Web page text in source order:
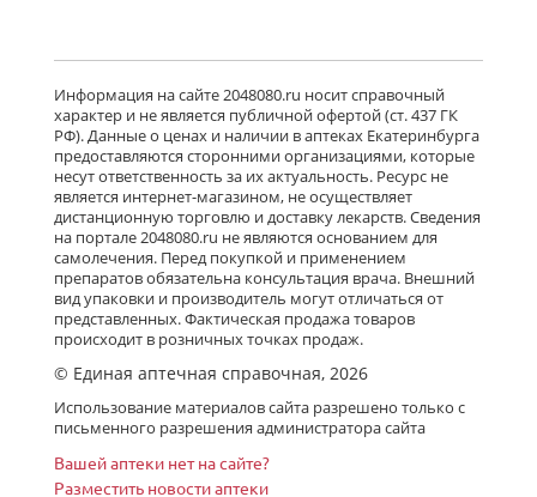
Информация на сайте 2048080.ru носит справочный
характер и не является публичной офертой (ст. 437 ГК
РФ). Данные о ценах и наличии в аптеках Екатеринбурга
предоставляются сторонними организациями, которые
несут ответственность за их актуальность. Ресурс не
является интернет-магазином, не осуществляет
дистанционную торговлю и доставку лекарств. Сведения
на портале 2048080.ru не являются основанием для
самолечения. Перед покупкой и применением
препаратов обязательна консультация врача. Внешний
вид упаковки и производитель могут отличаться от
представленных. Фактическая продажа товаров
происходит в розничных точках продаж.
© Единая аптечная справочная, 2026
Использование материалов сайта разрешено только с
письменного разрешения администратора сайта
Вашей аптеки нет на сайте?
Разместить новости аптеки